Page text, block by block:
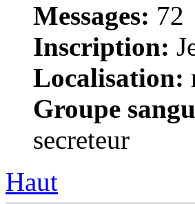
Messages: 72
Inscription:
Localisation:
Groupe
secreteur
Haut